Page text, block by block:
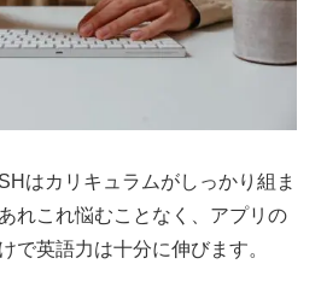
はカリキュラムがしっかり組ま
れこれ悩むことなく、アプリの
で英語力は十分に伸びます。